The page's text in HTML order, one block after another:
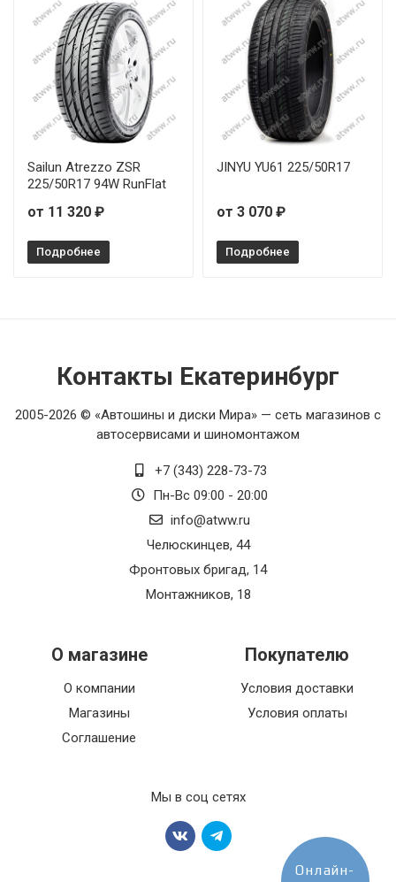
Sailun Atrezzo ZSR
225/50R17 94W RunFlat
от 11 320 ₽
Подробнее
JINYU YU61 225/50R17
от 3 070 ₽
Подробнее
Контакты Екатеринбург
2005-2026 © «Автошины и диски Мира» — сеть магазинов с
автосервисами и шиномонтажом
+7 (343) 228-73-73
Пн-Вс 09:00 - 20:00
info@atww.ru
Челюскинцев, 44
Фронтовых бригад, 14
Монтажников, 18
О магазине
О компании
Магазины
Соглашение
Покупателю
Условия доставки
Условия оплаты
Мы в соц сетях
Онлайн-